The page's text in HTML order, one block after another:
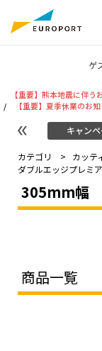
ゲ
【重要】熊本地震に伴
/
【重要】夏季休業のお
キャンペ
カテゴリ > カッテ
ダブルエッジプレミ
305mm幅
商品一覧